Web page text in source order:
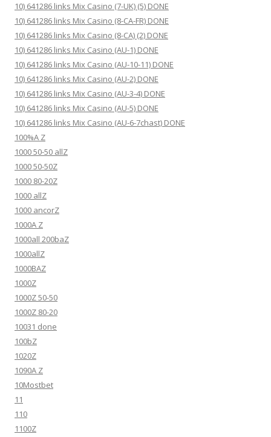
10) 641286 links Mix Casino (7-UK) (5) DONE
10) 641286 links Mix Casino (8-CA-FR) DONE
10) 641286 links Mix Casino (8-CA) (2) DONE
10) 641286 links Mix Casino (AU-1) DONE
10) 641286 links Mix Casino (AU-10-11) DONE
10) 641286 links Mix Casino (AU-2) DONE
10) 641286 links Mix Casino (AU-3-4) DONE
10) 641286 links Mix Casino (AU-5) DONE
10) 641286 links Mix Casino (AU-6-7chast) DONE
100%A Z
1000 50-50 allZ
1000 50-50Z
1000 80-20Z
1000 allZ
1000 ancorZ
1000A Z
1000all 200baZ
1000allZ
1000BAZ
1000Z
1000Z 50-50
1000Z 80-20
10031 done
100bZ
1020Z
1090A Z
10Mostbet
11
110
1100Z